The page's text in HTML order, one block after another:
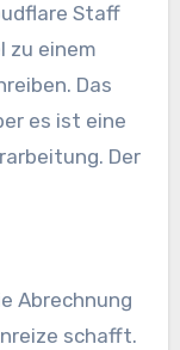
Staff
zu einem
Das
es ist eine
Der
Abrechnung
schafft.